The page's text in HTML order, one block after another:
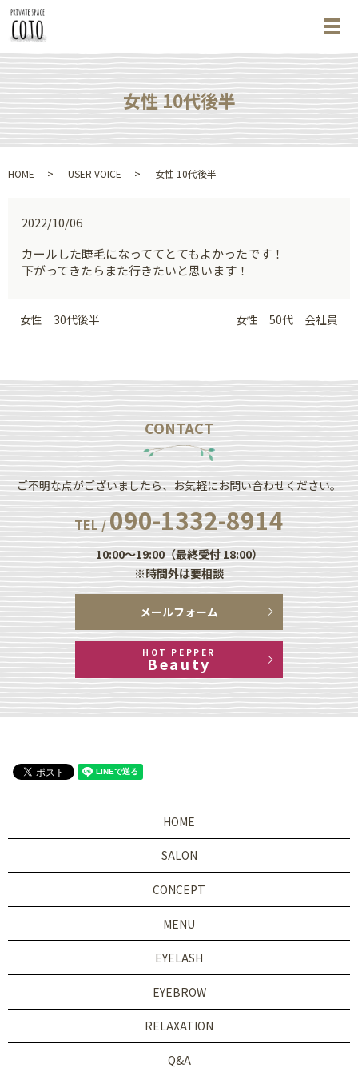
メ
女性 10代後半
HOME USER VOICE 女性 10代後半
2022/10/06
カールした睫毛になっててとてもよかったです！
下がってきたらまた行きたいと思います！
女性 30代後半 女性 50代 会社員
CONTACT
ご不明な点がございましたら、お気軽にお問い合わせください。
TEL /090-1332-8914
10:00～19:00（最終受付 18:00）
※時間外は要相談
メールフォーム
HOT PEPPER
Beauty
HOME
SALON
CONCEPT
MENU
EYELASH
EYEBROW
RELAXATION
Q&A